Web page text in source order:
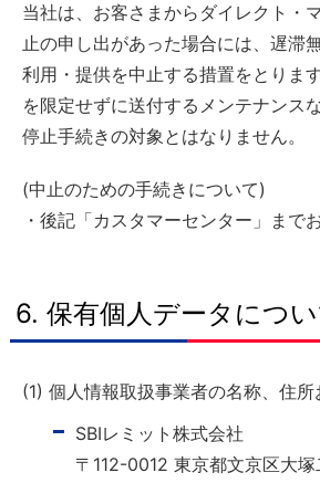
当社は、お客さまからダイレクト・
止の申し出があった場合には、遅滞
利用・提供を中止する措置をとりま
を限定せずに送付するメンテナンス
停止手続きの対象とはなりません。
(中止のための手続きについて)
・後記「カスタマーセンター」まで
6. 保有個人データにつ
(1) 個人情報取扱事業者の名称、住
SBIレミット株式会社
〒112-0012 東京都文京区大